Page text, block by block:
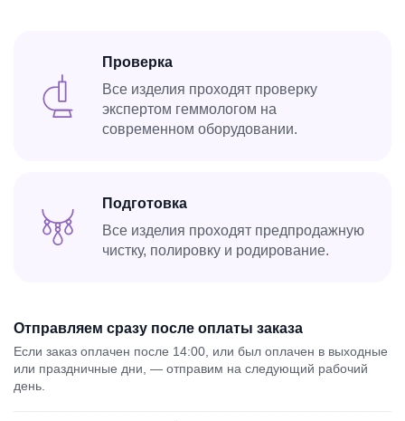
Проверка
Все изделия проходят проверку
экспертом геммологом на
современном оборудовании.
Подготовка
Все изделия проходят предпродажную
чистку, полировку и родирование.
Отправляем сразу после оплаты заказа
Если заказ оплачен после 14:00, или был оплачен в выходные
или праздничные дни, — отправим на следующий рабочий
день.